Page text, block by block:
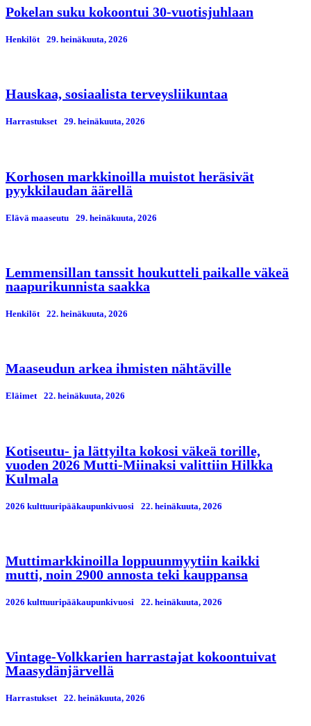
Pokelan suku kokoontui 30-vuotisjuhlaan
Henkilöt 29. heinäkuuta, 2026
Hauskaa, sosiaalista terveysliikuntaa
Harrastukset 29. heinäkuuta, 2026
Korhosen markkinoilla muistot heräsivät
pyykkilaudan äärellä
Elävä maaseutu 29. heinäkuuta, 2026
Lemmensillan tanssit houkutteli paikalle väkeä
naapurikunnista saakka
Henkilöt 22. heinäkuuta, 2026
Maaseudun arkea ihmisten nähtäville
Eläimet 22. heinäkuuta, 2026
Kotiseutu- ja lättyilta kokosi väkeä torille,
vuoden 2026 Mutti-Miinaksi valittiin Hilkka
Kulmala
2026 kulttuuripääkaupunkivuosi 22. heinäkuuta, 2026
Muttimarkkinoilla loppuunmyytiin kaikki
mutti, noin 2900 annosta teki kauppansa
2026 kulttuuripääkaupunkivuosi 22. heinäkuuta, 2026
Vintage-Volkkarien harrastajat kokoontuivat
Maasydänjärvellä
Harrastukset 22. heinäkuuta, 2026